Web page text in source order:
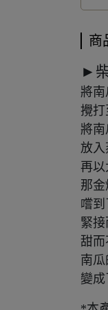
商
►
將南
攪打
將南
放入
再以
那
嚐
緊
甜而
南
變